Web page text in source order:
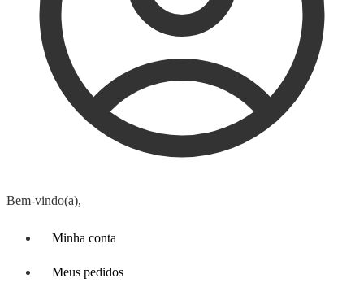
Bem-vindo(a),
Minha conta
Meus pedidos